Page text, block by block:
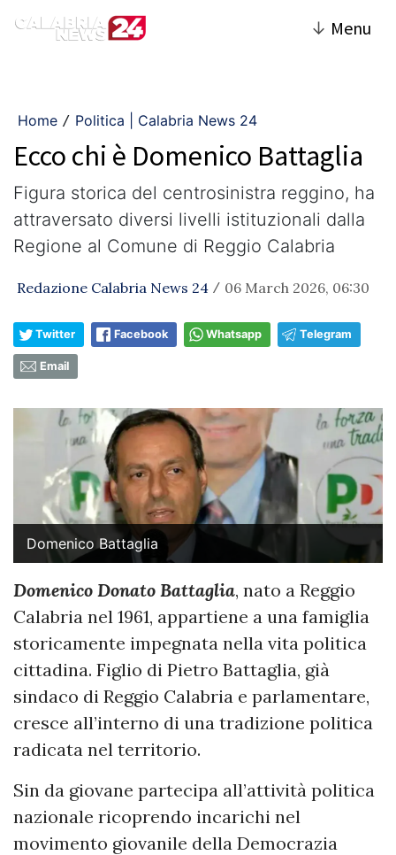
↓ Menu
Home / Politica | Calabria News 24
Ecco chi è Domenico Battaglia
Figura storica del centrosinistra reggino, ha
attraversato diversi livelli istituzionali dalla
Regione al Comune di Reggio Calabria
Redazione Calabria News 24 / 06 March 2026, 06:30
Twitter Facebook Whatsapp Telegram
Email
Domenico Battaglia
Domenico Donato Battaglia, nato a Reggio
Calabria nel 1961, appartiene a una famiglia
storicamente impegnata nella vita politica
cittadina. Figlio di Pietro Battaglia, già
sindaco di Reggio Calabria e parlamentare,
cresce all’interno di una tradizione politica
radicata nel territorio.
Sin da giovane partecipa all’attività politica
nazionale ricoprendo incarichi nel
movimento giovanile della Democrazia